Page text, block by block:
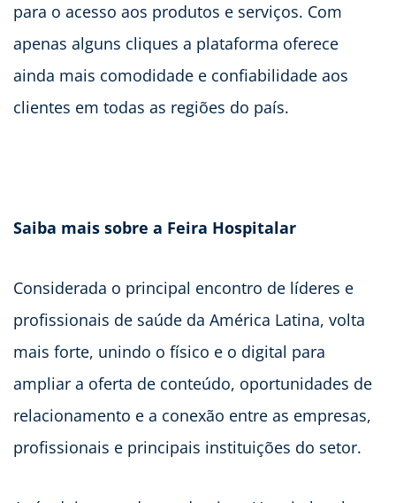
para o acesso aos produtos e serviços. Com
apenas alguns cliques a plataforma oferece
ainda mais comodidade e confiabilidade aos
clientes em todas as regiões do país.
Saiba mais sobre a Feira Hospitalar
Considerada o principal encontro de líderes e
profissionais de saúde da América Latina, volta
mais forte, unindo o físico e o digital para
ampliar a oferta de conteúdo, oportunidades de
relacionamento e a conexão entre as empresas,
profissionais e principais instituições do setor.